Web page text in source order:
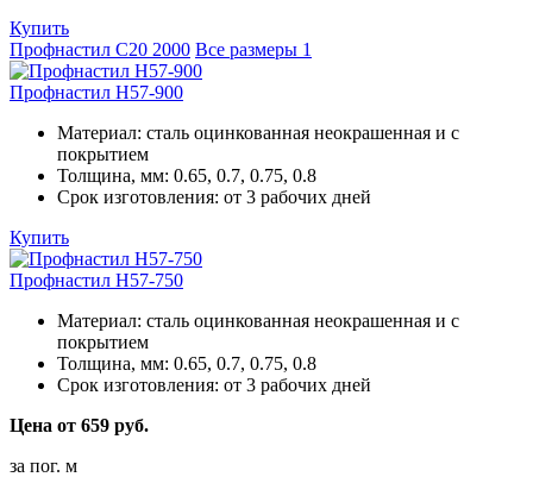
Купить
Профнастил С20 2000 Все размеры 1
Профнастил Н57-900
Материал: сталь оцинкованная неокрашенная и с
покрытием
Толщина, мм: 0.65, 0.7, 0.75, 0.8
Срок изготовления: от 3 рабочих дней
Купить
Профнастил Н57-750
Материал: сталь оцинкованная неокрашенная и с
покрытием
Толщина, мм: 0.65, 0.7, 0.75, 0.8
Срок изготовления: от 3 рабочих дней
Цена от 659 руб.
за пог. м